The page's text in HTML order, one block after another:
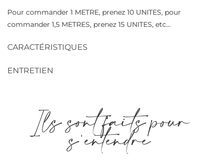
Pour commander 1 METRE, prenez 10 UNITES, pour
commander 1,5 METRES, prenez 15 UNITES, etc…
CARACTÉRISTIQUES
ENTRETIEN
Ils sont faits pour
s'entendre